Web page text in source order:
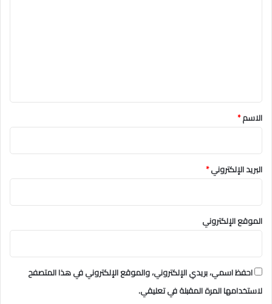
*
الاسم*
البريد الإلكتروني*
الموقع الإلكتروني
احفظ اسمي، بريدي الإلكتروني، والموقع الإلكتروني في هذا المتصفح
لاستخدامها المرة المقبلة في تعليقي.